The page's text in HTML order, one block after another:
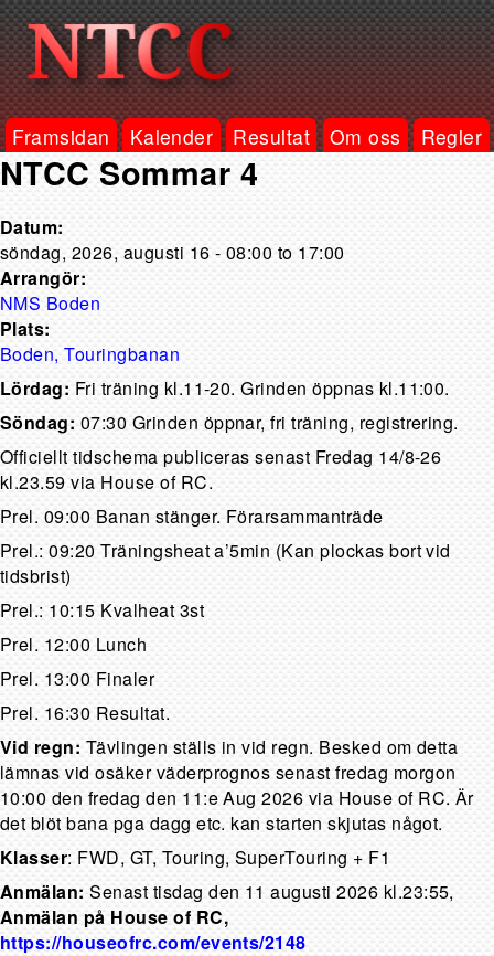
Framsidan Kalender Resultat Om oss Regler
NTCC Sommar 4
Datum:
söndag, 2026, augusti 16 - 08:00 to 17:00
Arrangör:
NMS Boden
Plats:
Boden, Touringbanan
Lördag: Fri träning kl.11-20. Grinden öppnas kl.11:00.
Söndag: 07:30 Grinden öppnar, fri träning, registrering.
Officiellt tidschema publiceras senast Fredag 14/8-26
kl.23.59 via House of RC.
Prel. 09:00 Banan stänger. Förarsammanträde
Prel.: 09:20 Träningsheat a’5min (Kan plockas bort vid
tidsbrist)
Prel.: 10:15 Kvalheat 3st
Prel. 12:00 Lunch
Prel. 13:00 Finaler
Prel. 16:30 Resultat.
Vid regn: Tävlingen ställs in vid regn. Besked om detta
lämnas vid osäker väderprognos senast fredag morgon
10:00 den fredag den 11:e Aug 2026 via House of RC. Är
det blöt bana pga dagg etc. kan starten skjutas något.
Klasser: FWD, GT, Touring, SuperTouring + F1
Anmälan: Senast tisdag den 11 augusti 2026 kl.23:55,
Anmälan på House of RC,
https://houseofrc.com/events/2148